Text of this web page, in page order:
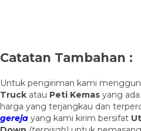
Catatan Tambahan :
Untuk pengiriman kami
Truck atau Peti Kemas yang ada
harga yang terjangkau dan
gereja yang kami kirim bersifat